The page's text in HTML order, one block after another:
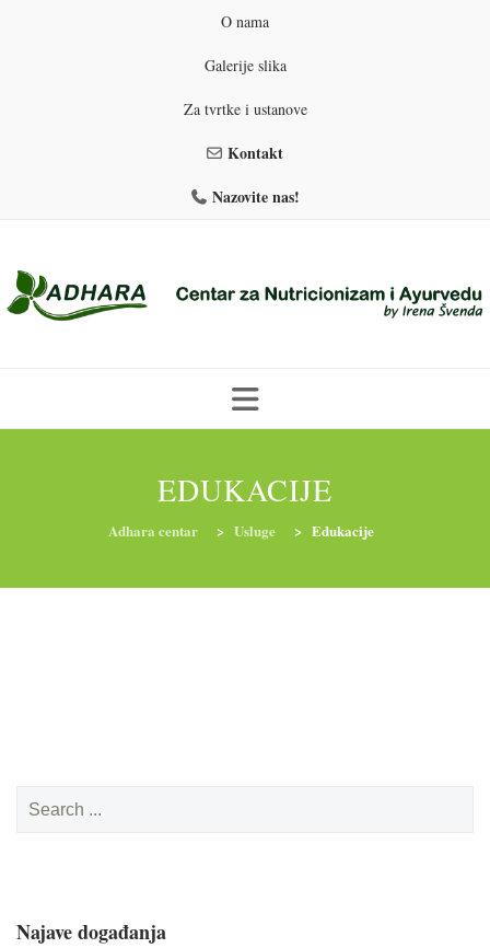
O nama
Galerije slika
Za tvrtke i ustanove
Kontakt
Nazovite nas!
EDUKACIJE
Adhara centar > Usluge > Edukacije
for:
Najave događanja